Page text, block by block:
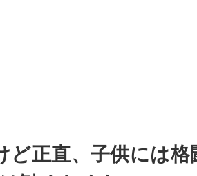
ど正直、子供には格